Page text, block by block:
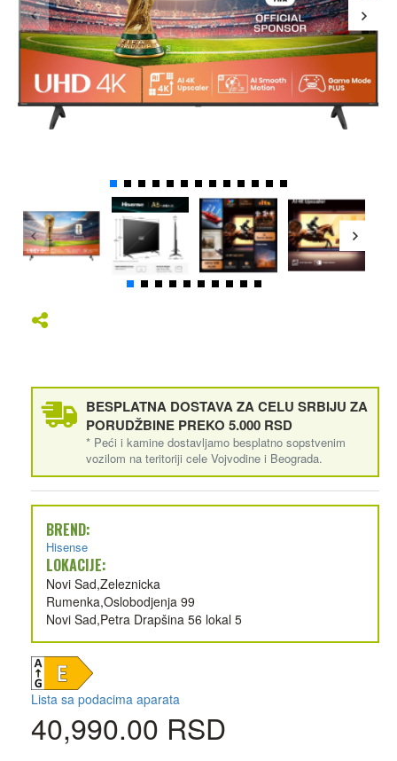
BESPLATNA DOSTAVA ZA CELU SRBIJU ZA
PORUDŽBINE PREKO 5.000 RSD
* Peći i kamine dostavljamo besplatno sopstvenim
vozilom na teritoriji cele Vojvodine i Beograda.
BREND:
Hisense
LOKACIJE:
Novi Sad,Zeleznicka
Rumenka,Oslobodjenja 99
Novi Sad,Petra Drapšina 56 lokal 5
Lista sa podacima aparata
40,990.00 RSD